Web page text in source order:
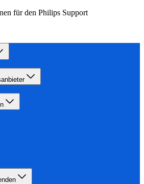
für den Philips Support